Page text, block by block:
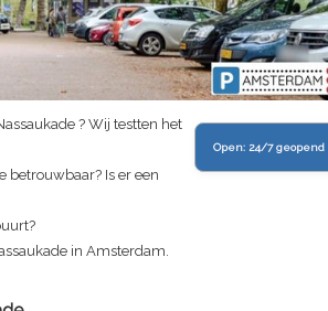
Open: 24/7 geopend
? Wij testten het
betrouwbaar? Is er een
in Amsterdam.